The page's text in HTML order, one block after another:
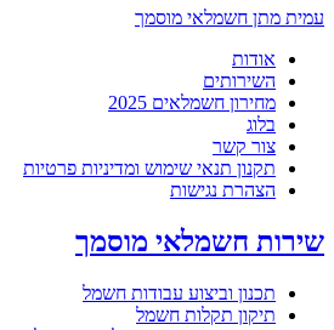
עמית מתן חשמלאי מוסמך
אודות
השירותים
מחירון חשמלאים 2025
בלוג
צור קשר
תקנון תנאי שימוש ומדיניות פרטיות
הצהרת נגישות
שירות חשמלאי מוסמך
תכנון וביצוע עבודות חשמל
תיקון תקלות חשמל